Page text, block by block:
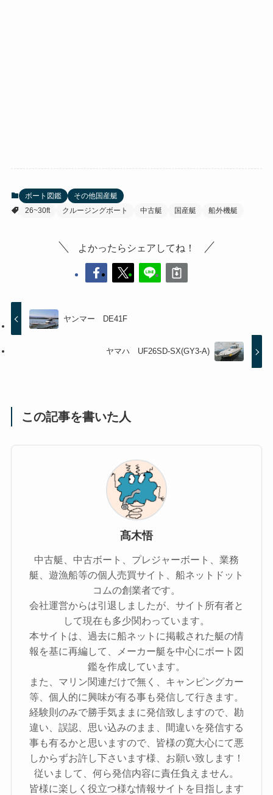
ボート図鑑
その他国産艇
26~30ft
クルージングボート 中古艇 国産艇 船外機艇
よかったらシェアしてね！
ヤンマー DE41F
ヤマハ UF26SD-SX(GY3-A)
この記事を書いた人
髙木悟
中古艇、中古ボート、プレジャーボート、業務
艇、遊漁船等の個人売買サイト、船ネットドット
コムの創業者です。
会社運営からは引退しましたが、サイト所有者と
して現在も多少関わっています。
本サイトは、過去に船ネットに掲載された艇の情
報を基に再編して、メーカー艇を中心にボート図
鑑を作成しています。
また、マリン関連だけで無く、キャンピングカー
等、個人的に興味が有る事も発信して行きます。
経験則のみで勝手気ままに発信致しますので、勘
違い、誤認、思い込みのまま、間違いを発信する
事も有るかと思いますので、皆様の寛大心にて悪
しからずお許し下さいます様、お願い致します！
従いまして、何ら発信内容に責任負えません。
皆様に楽しく役立つ様な情報サイトを目指します